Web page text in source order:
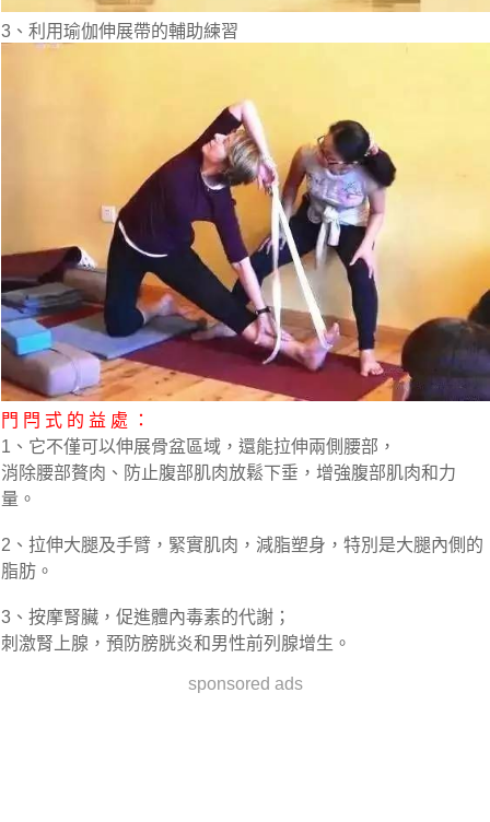
3、利用瑜伽伸展帶的輔助練習
門 閂 式 的 益 處 ：
1、它不僅可以伸展骨盆區域，還能拉伸兩側腰部，
消除腰部贅肉、防止腹部肌肉放鬆下垂，增強腹部肌肉和力
量。
2、拉伸大腿及手臂，緊實肌肉，減脂塑身，特別是大腿內側的
脂肪。
3、按摩腎臟，促進體內毒素的代謝；
刺激腎上腺，預防膀胱炎和男性前列腺增生。
sponsored ads